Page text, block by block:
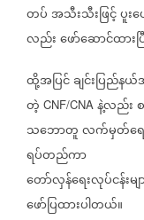
တပ်အသီးသီးဖြင့်ပူးပ
လည်းဖော်ဆောင်ထာ
ထို့အပြင်ချင်းပြည်န
တဲ့ CNF/CNA နဲ့လည်း
သဘောတူလက်မှတ်ရေ
ရပ်တည်ကာ
တော်လှန်ရေးလုပ်ငန်းမျ
ဖော်ပြထားပါတယ်။